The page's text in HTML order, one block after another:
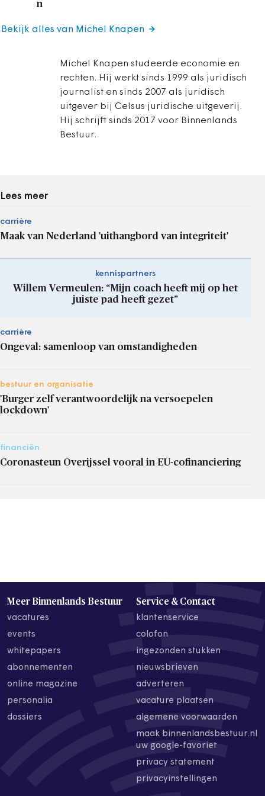
n
Michel Knapen studeerde economie en
rechten. Hij werkt sinds 1999 als juridisch
journalist en sinds 2007 als juridisch
uitgever bij Celsus juridische uitgeverij.
Hij schrijft sinds 2017 voor Binnenlands
Bestuur.
Bekijk alles van Michel Knapen
Lees meer
carrière
Maak van Nederland 'uithangbord van integriteit'
kennispartners
Willem Vermeulen: “Mijn coach heeft mij op het
juiste pad heeft gezet”
carrière
Ongeval: samenloop van omstandigheden
bestuur en organisatie
'Burger zelf verantwoordelijk na versoepelen
lockdown'
financiën
Coronasteun Overijssel vooral in EU-cofinanciering
Meer Binnenlands Bestuur
vacatures
events
whitepapers
abonnementen
online magazine
personalia
dossiers
Service & Contact
klantenservice
colofon
ingezonden stukken
nieuwsbrieven
adverteren
vacature plaatsen
algemene voorwaarden
maak binnenlandsbestuur.nl
uw google-favoriet
privacy statement
privacyinstellingen